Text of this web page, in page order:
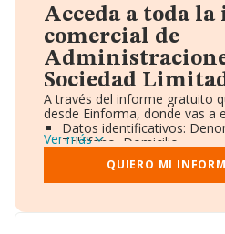
Acceda a toda
comercial de
Sociedad
A través del informe gratuito
desde Einforma, donde vas a
Datos identificativos:
Teléfono, Domicilio.
Informe Mercantil
Gráficos de Evolución
Consejo de
Accionistas.
Ver más
QUIERO MI